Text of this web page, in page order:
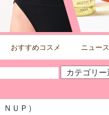
おすすめコスメ ニュース
ＵＰ）